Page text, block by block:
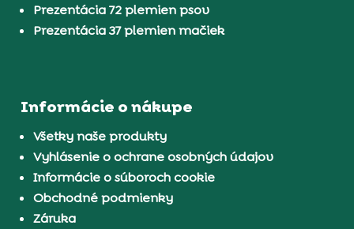
Prezentácia 72 plemien psov
Prezentácia 37 plemien mačiek
Informácie o nákupe
Všetky naše produkty
Vyhlásenie o ochrane osobných údajov
Informácie o súboroch cookie
Obchodné podmienky
Záruka